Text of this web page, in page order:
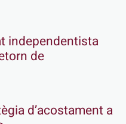
independentista
de
d’acostament a